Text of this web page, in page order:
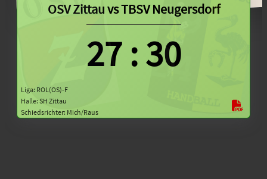
Liga: ROL(OS)-F
Halle: SH Zittau
Schiedsrichter: Mich/Raus
OSV ZittauvsTBSV Neugersdorf
27:30